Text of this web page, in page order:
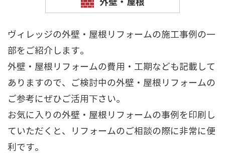
ヴィレッジの外壁・屋根リフォームの施工事例の一
部をご紹介します。
外壁・屋根リフォームの費用・工期なども記載して
ありますので、ご検討中の外壁・屋根リフォームの
ご参考にぜひご活用下さい。
お気に入りの外壁・屋根リフォームの事例を印刷し
ていただくと、リフォームのご相談の際に非常に便
利です。